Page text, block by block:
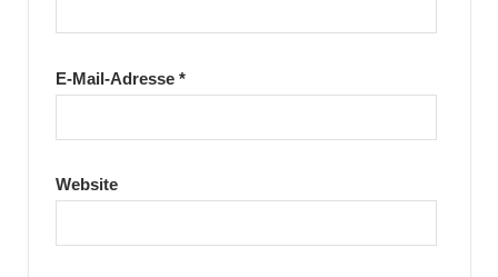
E-Mail-Adresse *
Website